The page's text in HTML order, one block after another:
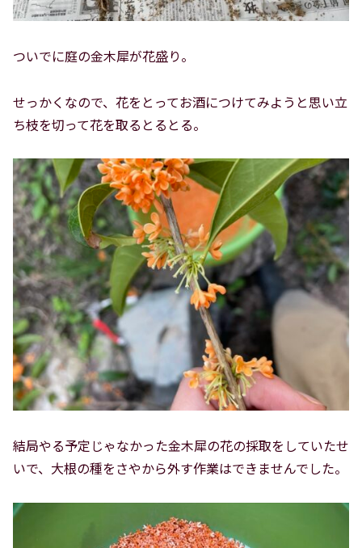
ついでに庭の金木犀が花盛り。
せっかくなので、花をとってお酒につけてみようと思い立
ち枝を切って花を取るとるとる。
結局やる予定じゃなかった金木犀の花の採取をしていたせ
いで、大根の種をさやから外す作業はできませんでした。